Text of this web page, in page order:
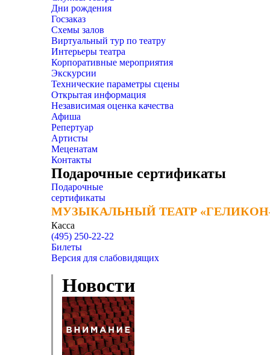
Дни рождения
Госзаказ
Схемы залов
Виртуальный тур по театру
Интерьеры театра
Корпоративные мероприятия
Экскурсии
Технические параметры сцены
Открытая информация
Независимая оценка качества
Афиша
Репертуар
Артисты
Меценатам
Контакты
Подарочные сертификаты
Подарочные
сертификаты
МУЗЫКАЛЬНЫЙ ТЕАТР
МУЗЫКАЛЬНЫЙ ТЕАТР
Касса
(495) 250-22-22
Билеты
Версия для слабовидящих
Новости